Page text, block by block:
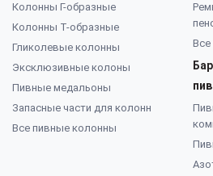
Колонны Г-образные
Колонны Т-образные
Гликолевые колонны
Эксклюзивные колоны
Пивные медальоны
Запасные части для колонн
Все пивные колонны
Все